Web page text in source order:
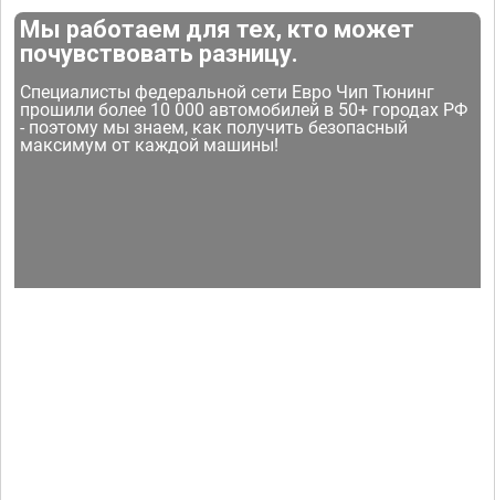
Мы работаем для тех, кто может
почувствовать разницу.
Специалисты федеральной сети Евро Чип Тюнинг
прошили более 10 000 автомобилей в 50+ городах РФ
- поэтому мы знаем, как получить безопасный
максимум от каждой машины!